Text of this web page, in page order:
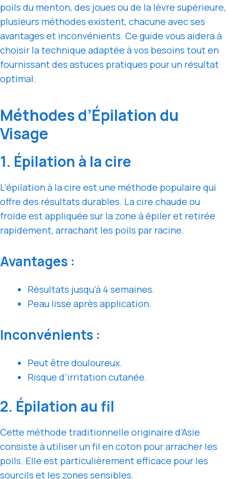
poils du menton, des joues ou de la lèvre supérieure,
plusieurs méthodes existent, chacune avec ses
avantages et inconvénients. Ce guide vous aidera à
choisir la technique adaptée à vos besoins tout en
fournissant des astuces pratiques pour un résultat
optimal.
Méthodes d’Épilation du
Visage
1. Épilation à la cire
L’épilation à la cire est une méthode populaire qui
offre des résultats durables. La cire chaude ou
froide est appliquée sur la zone à épiler et retirée
rapidement, arrachant les poils par racine.
Avantages :
Résultats jusqu’à 4 semaines.
Peau lisse après application.
Inconvénients :
Peut être douloureux.
Risque d’irritation cutanée.
2. Épilation au fil
Cette méthode traditionnelle originaire d’Asie
consiste à utiliser un fil en coton pour arracher les
poils. Elle est particulièrement efficace pour les
sourcils et les zones sensibles.